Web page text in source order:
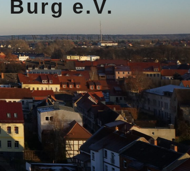
Burg e.V.
Ein Wahrzeichen lebt